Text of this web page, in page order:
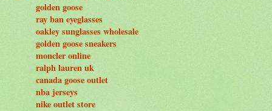
golden goose
ray ban eyeglasses
oakley sunglasses wholesale
golden goose sneakers
moncler online
ralph lauren uk
canada goose outlet
nba jerseys
nike outlet store